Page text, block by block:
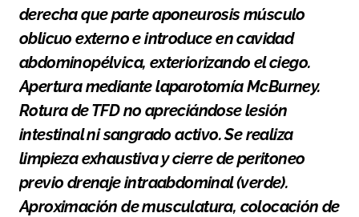
derecha que parte aponeurosis músculo
oblicuo externo e introduce en cavidad
abdominopélvica, exteriorizando el ciego.
Apertura mediante laparotomía McBurney.
Rotura de TFD no apreciándose lesión
intestinal ni sangrado activo. Se realiza
limpieza exhaustiva y cierre de peritoneo
previo drenaje intraabdominal (verde).
Aproximación de musculatura, colocación de